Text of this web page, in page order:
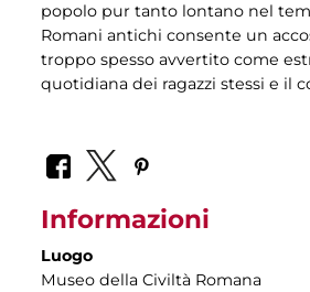
popolo pur tanto lontano nel
Romani antichi consente un
troppo spesso avvertito come
quotidiana dei ragazzi stessi e il
Informazioni
Luogo
Museo della Civiltà Romana